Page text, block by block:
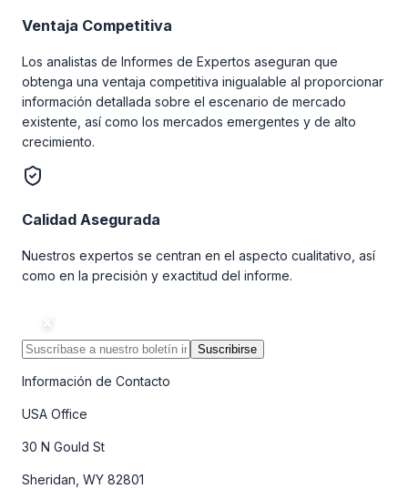
Ventaja Competitiva
Los analistas de Informes de Expertos aseguran que
obtenga una ventaja competitiva inigualable al proporcionar
información detallada sobre el escenario de mercado
existente, así como los mercados emergentes y de alto
crecimiento.
Calidad Asegurada
Nuestros expertos se centran en el aspecto cualitativo, así
como en la precisión y exactitud del informe.
Suscribirse
Información de Contacto
USA Office
30 N Gould St
Sheridan, WY 82801